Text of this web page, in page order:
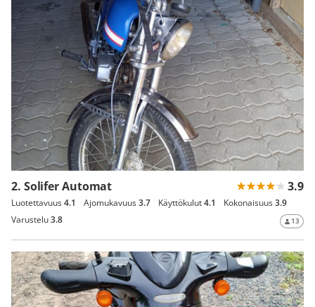
2. Solifer Automat 3.9
13
Luotettavuus4.1 Ajomukavuus3.7 Käyttökulut4.1 Kokonaisuus3.9
Varustelu3.8